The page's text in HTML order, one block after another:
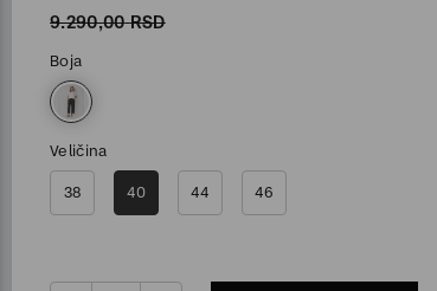
9.290,00 RSD
Boja
Veličina
38 40 44 46